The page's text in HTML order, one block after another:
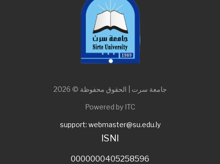
جامعة سرت | الحقوق محفوظة © 2026
Powered by ITC
support: webmaster@su.edu.ly
ISNI
0000000405258596